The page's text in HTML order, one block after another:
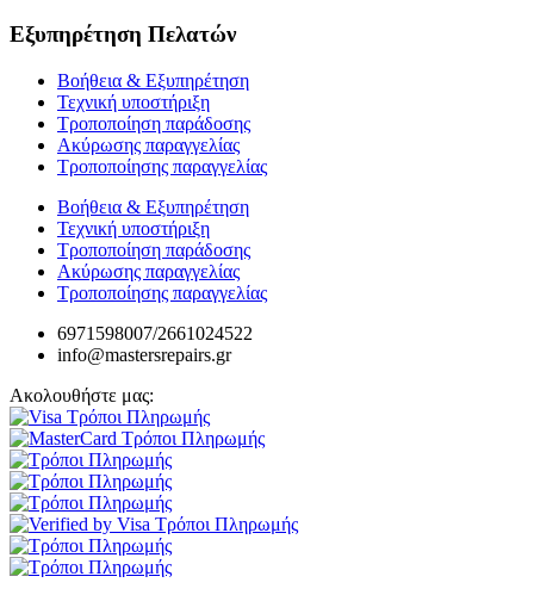
Εξυπηρέτηση Πελατών
Βοήθεια & Εξυπηρέτηση
Τεχνική υποστήριξη
Τροποποίηση παράδοσης
Ακύρωσης παραγγελίας
Τροποποίησης παραγγελίας
Βοήθεια & Εξυπηρέτηση
Τεχνική υποστήριξη
Τροποποίηση παράδοσης
Ακύρωσης παραγγελίας
Τροποποίησης παραγγελίας
6971598007/2661024522
info@mastersrepairs.gr
Ακολουθήστε μας: